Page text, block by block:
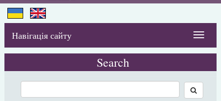
Toggle
Навігація сайту
Search